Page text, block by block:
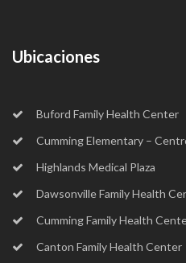
Ubicaciones
Buford Family Health Center
Cumming Elementary –
Highlands Medical Plaza
Dawsonville Family Health
Cumming Family Health
Canton Family Health Center